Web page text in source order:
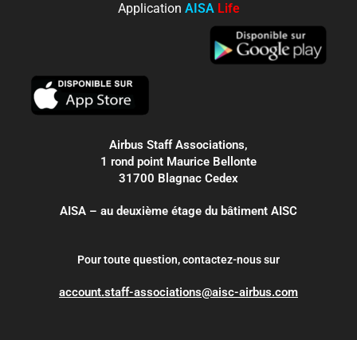
Application AISA Life
Airbus Staff Associations,
1 rond point Maurice Bellonte
31700 Blagnac Cedex
AISA – au deuxième étage du bâtiment AISC
Pour toute question, contactez-nous sur
account.staff-associations@aisc-airbus.com